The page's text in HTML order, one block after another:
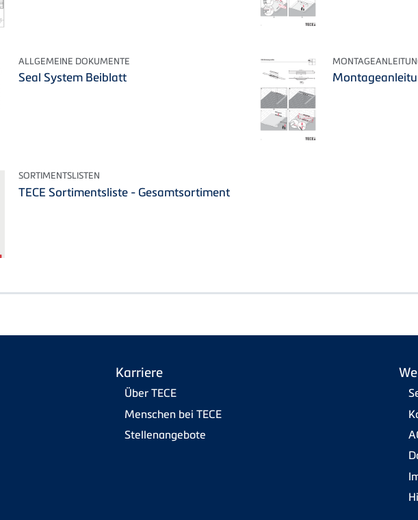
ALLGEMEINE DOKUMENTE
Seal System Beiblatt
SORTIMENTSLISTEN
TECE Sortimentsliste - Gesamtsortiment
Karriere
Über TECE
Menschen bei TECE
Stellenangebote